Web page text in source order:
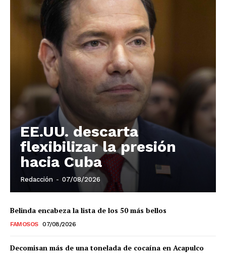
EE.UU. descarta
flexibilizar la presión
hacia Cuba
Redacción - 07/08/2026
Belinda encabeza la lista de los 50 más bellos
FAMOSOS 07/08/2026
Decomisan más de una tonelada de cocaína en Acapulco